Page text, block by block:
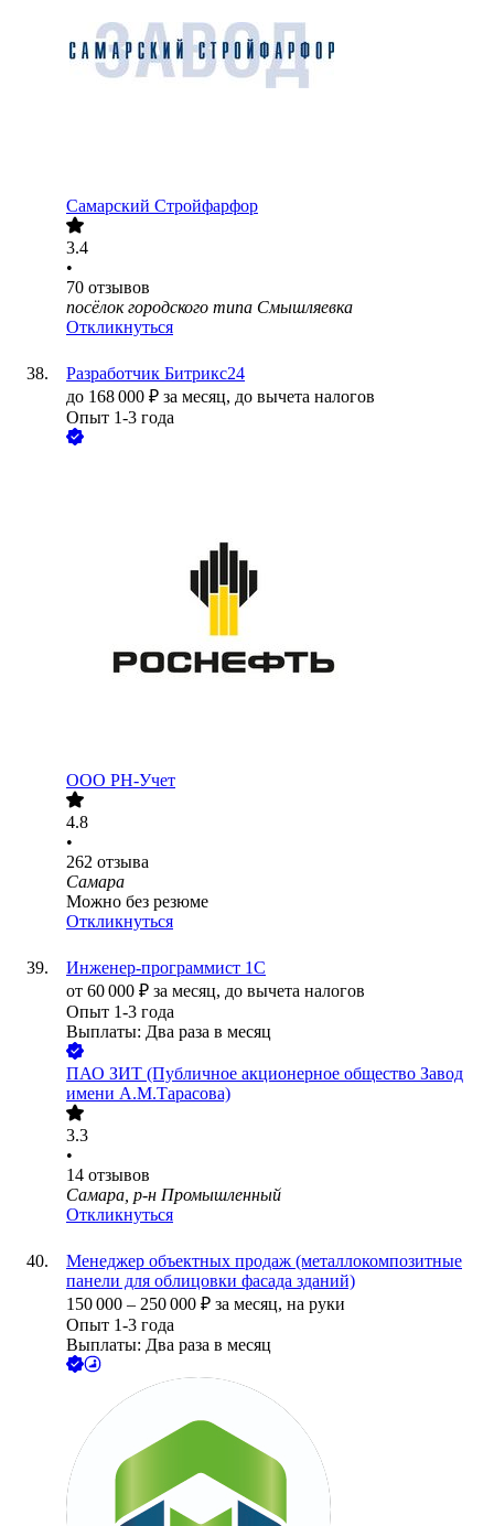
Самарский Стройфарфор
3.4
•
70 отзывов
посёлок городского типа Смышляевка
Откликнуться
Разработчик Битрикс24
до 168 000 ₽ за месяц, до вычета налогов
Опыт 1-3 года
ООО РН-Учет
4.8
•
262 отзыва
Самара
Можно без резюме
Откликнуться
Инженер-программист 1С
от 60 000 ₽ за месяц, до вычета налогов
Опыт 1-3 года
Выплаты: Два раза в месяц
ПАО ЗИТ (Публичное акционерное общество Завод
имени А.М.Тарасова)
3.3
•
14 отзывов
Самара, р-н Промышленный
Откликнуться
Менеджер объектных продаж (металлокомпозитные
панели для облицовки фасада зданий)
150 000 – 250 000 ₽ за месяц, на руки
Опыт 1-3 года
Выплаты: Два раза в месяц